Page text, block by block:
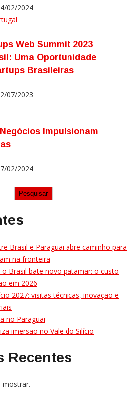
02/2024
Web Summit 2023
Uma Oportunidade
Brasileiras
07/2023
Impulsionam
02/2024
Pesquisar
Brasil e Paraguai abre caminho para
na fronteira
o Brasil bate novo patamar: o custo
em 2026
2027: visitas técnicas, inovação e
no Paraguai
imersão no Vale do Silício
Recentes
mostrar.